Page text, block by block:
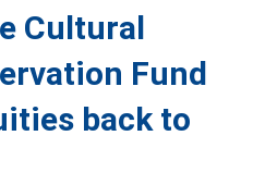
Cultural
Fund
back to